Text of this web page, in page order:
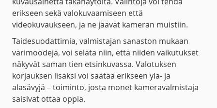
erikseen sekä valokuvaamiseen että
videokuvaukseen, ja ne jäävät kameran muistiin.
Taidesuodattimia, valmistajan sanaston mukaan
värimoodeja, voi selata niin, että niiden vaikutukset
näkyvät saman tien etsinkuvassa. Valotuksen
korjauksen lisäksi voi säätää erikseen ylä- ja
alasävyjä – toiminto, josta monet kameravalmistaja
saisivat ottaa oppia.